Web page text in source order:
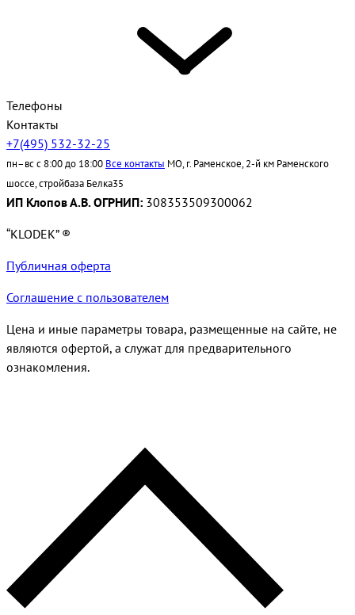
Телефоны
Контакты
+7(495) 532-32-25
пн–вс с 8:00 до 18:00 Все контакты МО, г. Раменское, 2-й км Раменского
шоссе, стройбаза Белка35
ИП Клопов А.В. ОГРНИП: 308353509300062
“KLODEK” ®
Публичная оферта
Соглашение с пользователем
Цена и иные параметры товара, размещенные на сайте, не
являются офертой, а служат для предварительного
ознакомления.